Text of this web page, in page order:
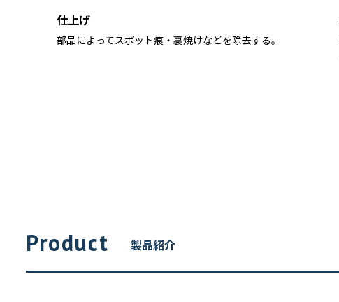
仕上げ
部品によってスポット痕・裏焼けなどを除去する。
製品紹介